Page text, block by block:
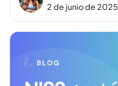
2 de junio de 2025